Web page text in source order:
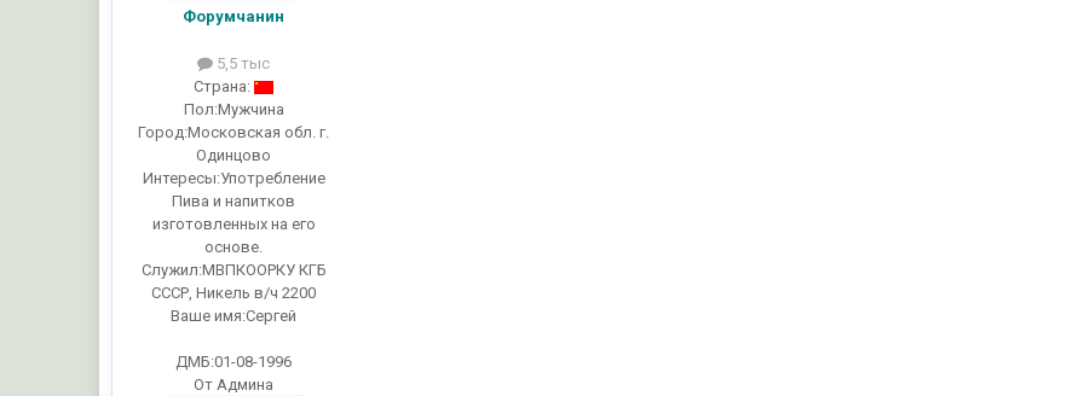
Форумчанин
5,5 тыс
Страна:
Пол:Мужчина
Город:Московская обл. г.
Одинцово
Интересы:Употребление
Пива и напитков
изготовленных на его
основе.
Служил:МВПКООРКУ КГБ
СССР, Никель в/ч 2200
Ваше имя:Сергей
ДМБ:01-08-1996
От Админа